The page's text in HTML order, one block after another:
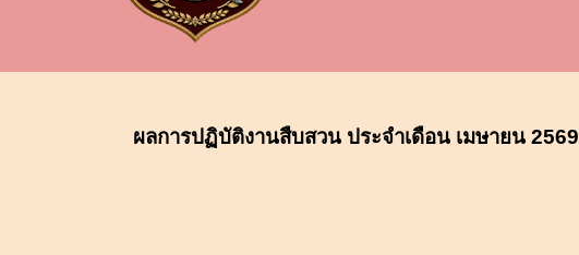
ผลการปฏิบัติงานสืบสวน ประจำเดือน เมษายน 2569